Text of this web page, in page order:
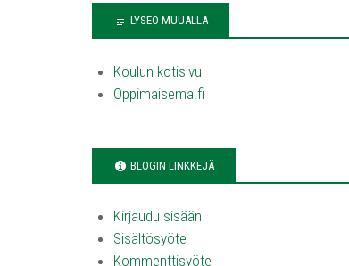
LYSEO MUUALLA
Koulun kotisivu
Oppimaisema.fi
BLOGIN LINKKEJÄ
Kirjaudu sisään
Sisältösyöte
Kommenttisyöte